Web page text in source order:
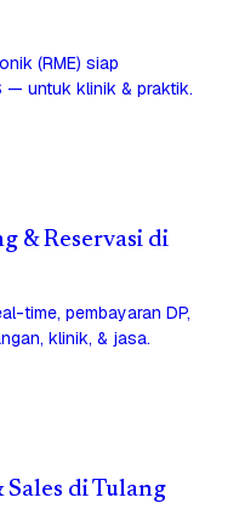
(RME) siap
— untuk klinik & praktik.
& Reservasi di
time, pembayaran DP,
klinik, & jasa.
Sales di Tulang